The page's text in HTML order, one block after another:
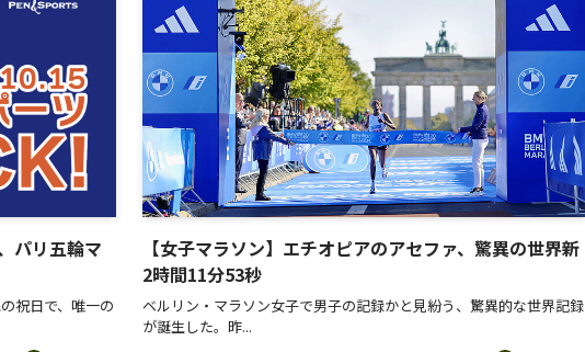
パリ五輪マ
祝日で、唯一の
【女子マラソン】エチオピアのアセファ、驚異の世界新
2時間11分53秒
ベルリン・マラソン女子で男子の記録かと見紛う、驚異的な世界記録
が誕生した。昨...